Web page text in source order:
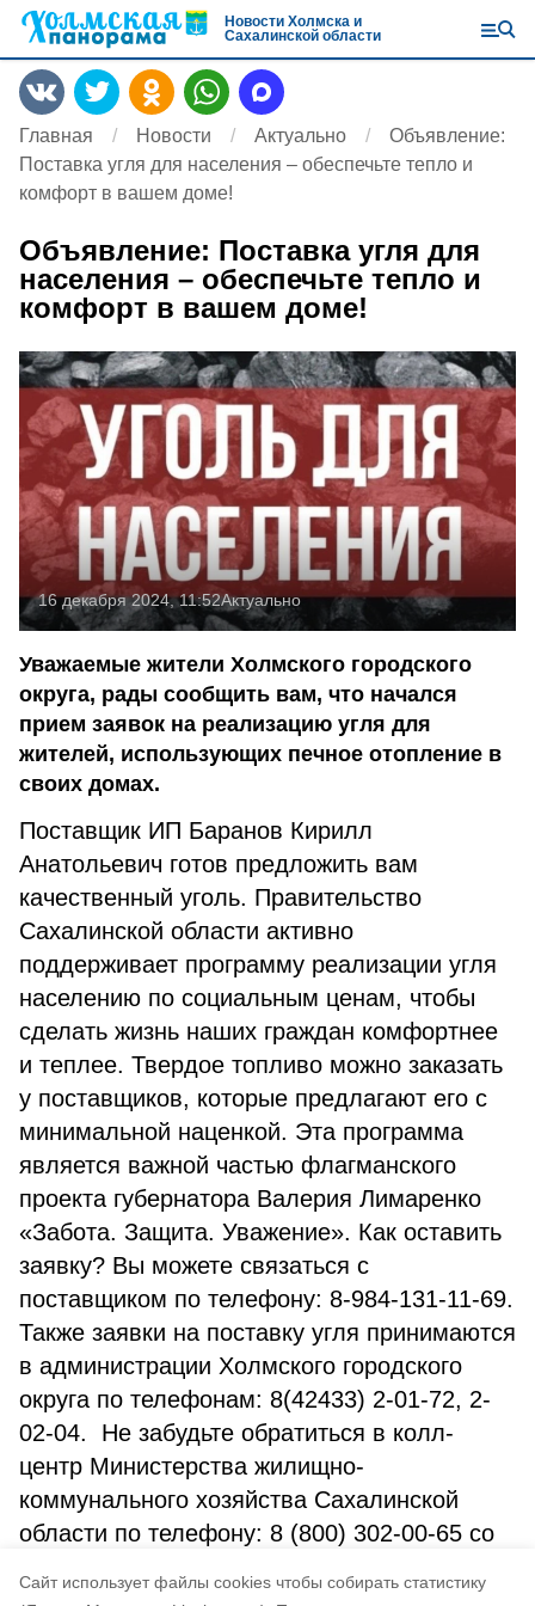
Cайт использует файлы cookies чтобы собирать статистику
Новости Холмска и
Сахалинской области
Главная Новости Актуально
Объявление:
Поставка угля для населения – обеспечьте тепло и
комфорт в вашем доме!
Объявление: Поставка угля для
населения – обеспечьте тепло и
комфорт в вашем доме!
16 декабря 2024, 11:52Актуально
Уважаемые жители Холмского городского
округа, рады сообщить вам, что начался
прием заявок на реализацию угля для
жителей, использующих печное отопление в
своих домах.
Поставщик ИП Баранов Кирилл
Анатольевич готов предложить вам
качественный уголь. Правительство
Сахалинской области активно
поддерживает программу реализации угля
населению по социальным ценам, чтобы
сделать жизнь наших граждан комфортнее
и теплее. Твердое топливо можно заказать
у поставщиков, которые предлагают его с
минимальной наценкой. Эта программа
является важной частью флагманского
проекта губернатора Валерия Лимаренко
«Забота. Защита. Уважение». Как оставить
заявку? Вы можете связаться с
поставщиком по телефону: 8-984-131-11-69.
Также заявки на поставку угля принимаются
в администрации Холмского городского
округа по телефонам: 8(42433) 2-01-72, 2-
02-04. Не забудьте обратиться в колл-
центр Министерства жилищно-
коммунального хозяйства Сахалинской
области по телефону: 8 (800) 302-00-65 со
мобильного телефона.